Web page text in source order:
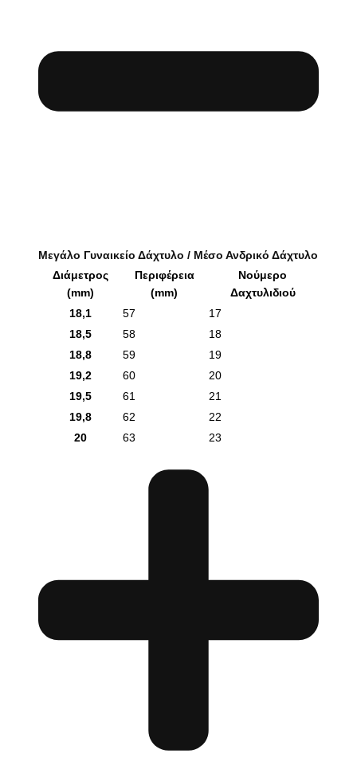
Μεγάλο Γυναικείο Δάχτυλο / Μέσο Ανδρικό Δάχτυλο
Διάμετρος
(mm)
Περιφέρεια
(mm)
Νούμερο
Δαχτυλιδιού
18,1
57
17
18,5
58
18
18,8
59
19
19,2
60
20
19,5
61
21
19,8
62
22
20
63 23